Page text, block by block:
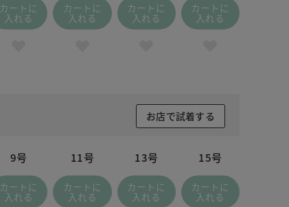
カートに
入れる
カートに
入れる
カートに
入れる
カートに
入れる
お店で試着する
9号
カートに
入れる
11号
カートに
入れる
13号
カートに
入れる
15号
カートに
入れる